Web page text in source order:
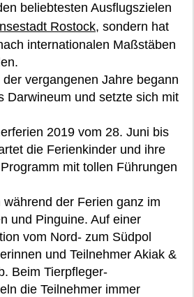
beliebtesten Ausflugszielen
Rostock, sondern hat
internationalen Maßstäben
vergangenen Jahre begann
Darwineum und setzte sich mit
2019 vom 28. Juni bis
die Ferienkinder und ihre
mit tollen Führungen
der Ferien ganz im
und Pinguine. Auf einer
vom Nord- zum Südpol
und Teilnehmer Akiak &
Beim Tierpfleger-
die Teilnehmer immer